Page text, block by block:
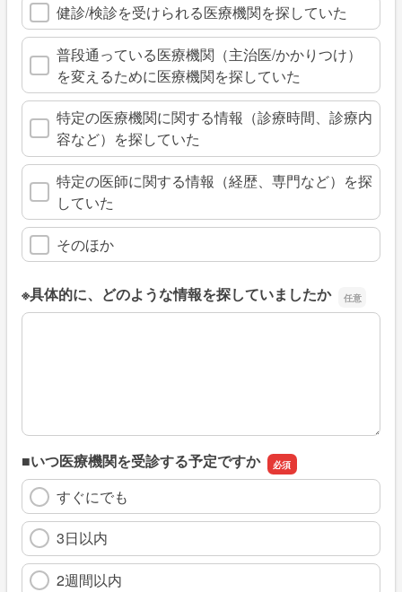
健診/検診を受けられる医療機関を探していた
普段通っている医療機関（主治医/かかりつけ）
を変えるために医療機関を探していた
特定の医療機関に関する情報（診療時間、診療内
容など）を探していた
特定の医師に関する情報（経歴、専門など）を探
していた
そのほか
※具体的に、どのような情報を探していましたか
※具体的に、どのような情報を探していましたか
■いつ医療機関を受診する予定ですか
すぐにでも
3日以内
2週間以内